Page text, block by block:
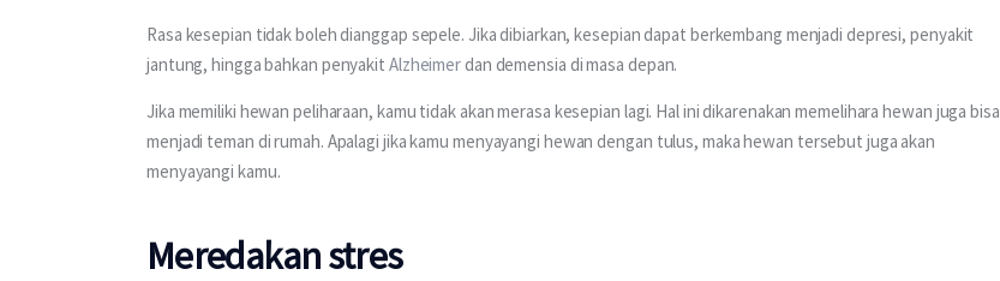
Rasa kesepian tidak boleh dianggap sepele. Jika dibiarkan, kesepian dapat berkembang menjadi depresi, penyakit
jantung, hingga bahkan penyakit Alzheimer dan demensia di masa depan.
Jika memiliki hewan peliharaan, kamu tidak akan merasa kesepian lagi. Hal ini dikarenakan memelihara hewan juga bisa
menjadi teman di rumah. Apalagi jika kamu menyayangi hewan dengan tulus, maka hewan tersebut juga akan
menyayangi kamu.
Meredakan stres